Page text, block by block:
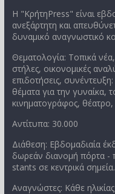
Η "ΚρήτηPress" είναι
ανεξάρτητη και
δυναμικό αναγνωστικό
Θεματολογία: Τοπικά
στήλες, οικονομικές
επιδοτήσεις,
θέματα για την γυναίκα,
κινηματογράφος, θέατρο,
Αντίτυπα: 30.000
Διάθεση: Εβδομαδιαία
δωρεάν διανομή πόρτα -
stants σε κεντρικά σημεία.
Αναγνώστες: Κάθε